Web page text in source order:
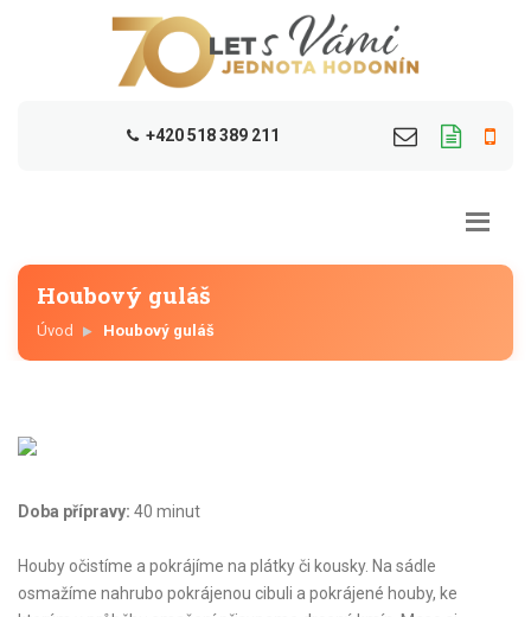
+420 518 389 211
Houbový guláš
Úvod Houbový guláš
Doba přípravy: 40 minut
Houby očistíme a pokrájíme na plátky či kousky. Na sádle
osmažíme nahrubo pokrájenou cibuli a pokrájené houby, ke